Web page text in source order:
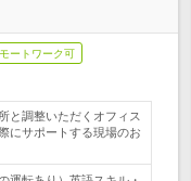
ートワーク可
と調整いただくオフィス
にサポートする現場のお